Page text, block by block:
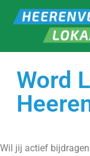
Word
Wil jij actief